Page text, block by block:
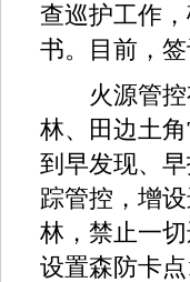
查巡护工作
书。目前，
火源管控
林、田边土
到早发现、
踪管控，增
林，禁止一
设置森防卡点